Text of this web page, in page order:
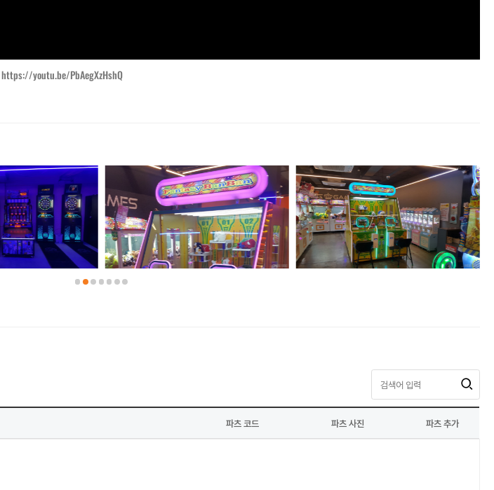
https://youtu.be/PbAegXzHshQ
파츠 코드 파츠 사진 파츠 추가